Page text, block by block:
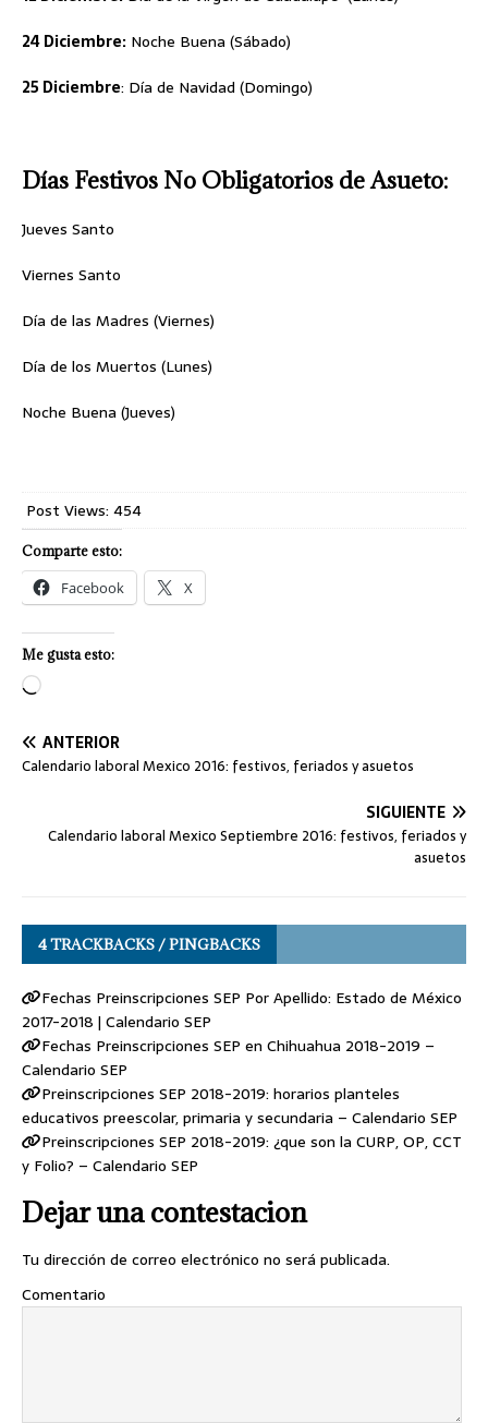
24 Diciembre: Noche Buena (Sábado)
25 Diciembre: Día de Navidad (Domingo)
Días Festivos No Obligatorios de Asueto:
Jueves Santo
Viernes Santo
Día de las Madres (Viernes)
Día de los Muertos (Lunes)
Noche Buena (Jueves)
Post Views: 454
Comparte esto:
Facebook X
Me gusta esto:
ANTERIOR
Calendario laboral Mexico 2016: festivos, feriados y asuetos
SIGUIENTE
Calendario laboral Mexico Septiembre 2016: festivos, feriados y
asuetos
4 TRACKBACKS / PINGBACKS
Fechas Preinscripciones SEP Por Apellido: Estado de México
2017-2018 | Calendario SEP
Fechas Preinscripciones SEP en Chihuahua 2018-2019 –
Calendario SEP
Preinscripciones SEP 2018-2019: horarios planteles
educativos preescolar, primaria y secundaria – Calendario SEP
Preinscripciones SEP 2018-2019: ¿que son la CURP, OP, CCT
y Folio? – Calendario SEP
Dejar una contestacion
Tu dirección de correo electrónico no será publicada.
Comentario